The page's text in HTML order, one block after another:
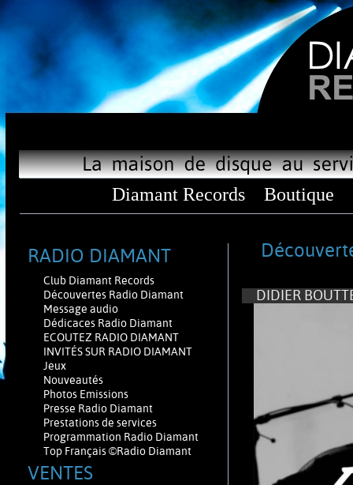
Diamant Records Boutique
RADIO DIAMANT
Club Diamant Records
Découvertes Radio Diamant
Message audio
Dédicaces Radio Diamant
ECOUTEZ RADIO DIAMANT
INVITÉS SUR RADIO DIAMANT
Jeux
Nouveautés
Photos Emissions
Presse Radio Diamant
Prestations de services
Programmation Radio Diamant
Top Français ©Radio Diamant
VENTES
DIDIER